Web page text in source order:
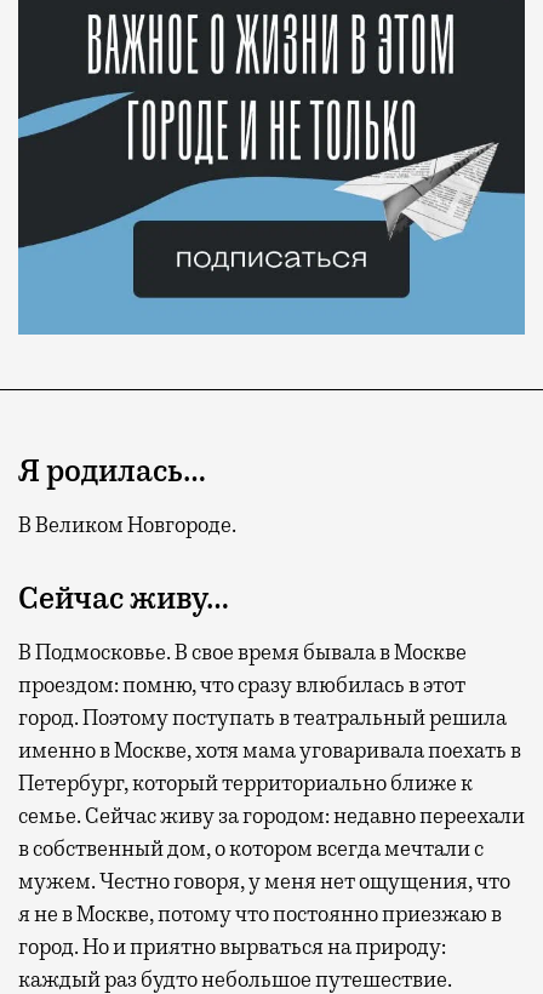
Я родилась…
В Великом Новгороде.
Сейчас живу…
В Подмосковье. В свое время бывала в Москве
проездом: помню, что сразу влюбилась в этот
город. Поэтому поступать в театральный решила
именно в Москве, хотя мама уговаривала поехать в
Петербург, который территориально ближе к
семье. Сейчас живу за городом: недавно переехали
в собственный дом, о котором всегда мечтали с
мужем. Честно говоря, у меня нет ощущения, что
я не в Москве, потому что постоянно приезжаю в
город. Но и приятно вырваться на природу:
каждый раз будто небольшое путешествие.